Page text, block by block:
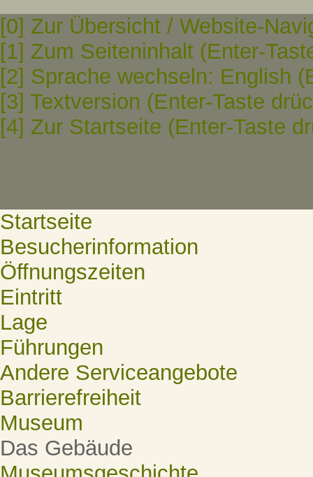
[0] Zur Übersicht / Website-
[1] Zum Seiteninhalt (Enter-
[2] Sprache wechseln: English
[3] Textversion (Enter-Taste
[4] Zur Startseite (Enter-Taste
Startseite
Besucherinformation
Öffnungszeiten
Eintritt
Lage
Führungen
Andere Serviceangebote
Barrierefreiheit
Museum
Das Gebäude